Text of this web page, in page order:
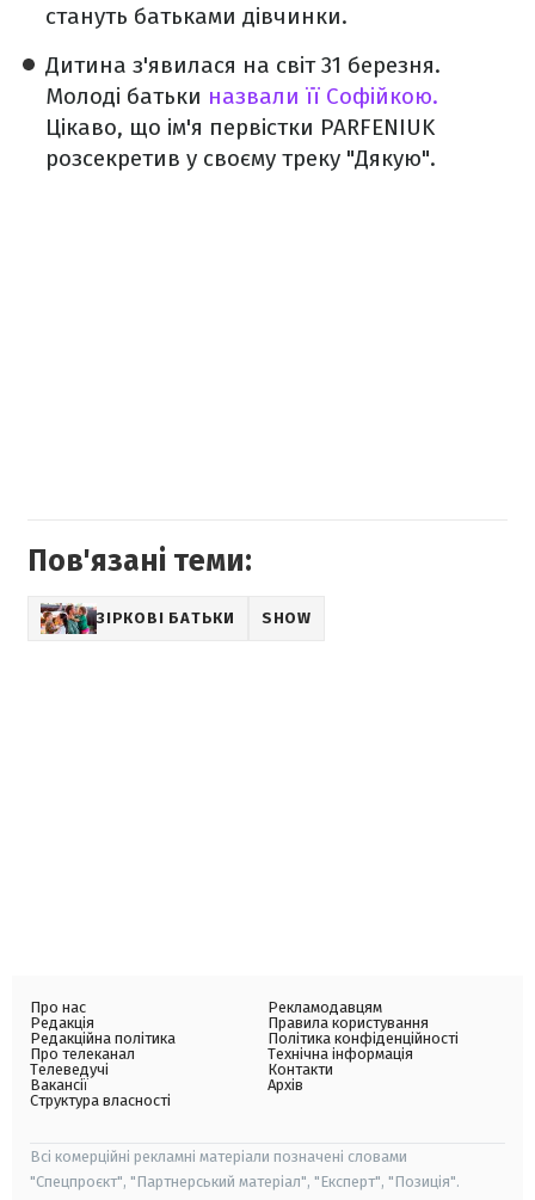
стануть батьками дівчинки.
Дитина з'явилася на світ 31 березня.
Молоді батьки назвали її Софійкою.
Цікаво, що ім'я первістки PARFENIUK
розсекретив у своєму треку "Дякую".
Пов'язані теми:
ЗІРКОВІ БАТЬКИ SHOW
Про нас
Редакція
Редакційна політика
Про телеканал
Телеведучі
Вакансії
Структура власності
Рекламодавцям
Правила користування
Політика конфіденційності
Технічна інформація
Контакти
Архів
Всі комерційні рекламні матеріали позначені словами
"Спецпроєкт", "Партнерський матеріал", "Експерт", "Позиція".